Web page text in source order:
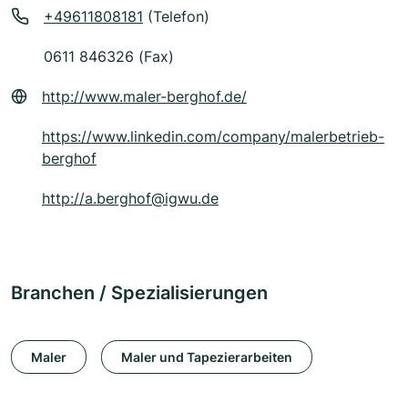
+49611808181 (Telefon)
0611 846326 (Fax)
http://www.maler-berghof.de/
https://www.linkedin.com/company/malerbetrieb-
berghof
http://a.berghof@igwu.de
Branchen / Spezialisierungen
Maler Maler und Tapezierarbeiten